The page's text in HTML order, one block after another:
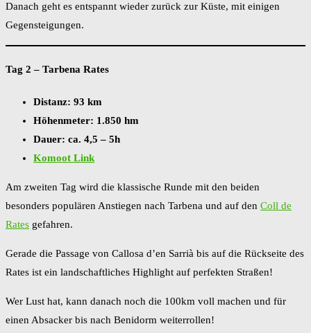
Danach geht es entspannt wieder zurück zur Küste, mit einigen
Gegensteigungen.
Tag 2 – Tarbena Rates
Distanz: 93 km
Höhenmeter: 1.850 hm
Dauer: ca. 4,5 – 5h
Komoot Link
Am zweiten Tag wird die klassische Runde mit den beiden
besonders populären Anstiegen nach Tarbena und auf den Coll de
Rates gefahren.
Gerade die Passage von Callosa d’en Sarrià bis auf die Rückseite des
Rates ist ein landschaftliches Highlight auf perfekten Straßen!
Wer Lust hat, kann danach noch die 100km voll machen und für
einen Absacker bis nach Benidorm weiterrollen!